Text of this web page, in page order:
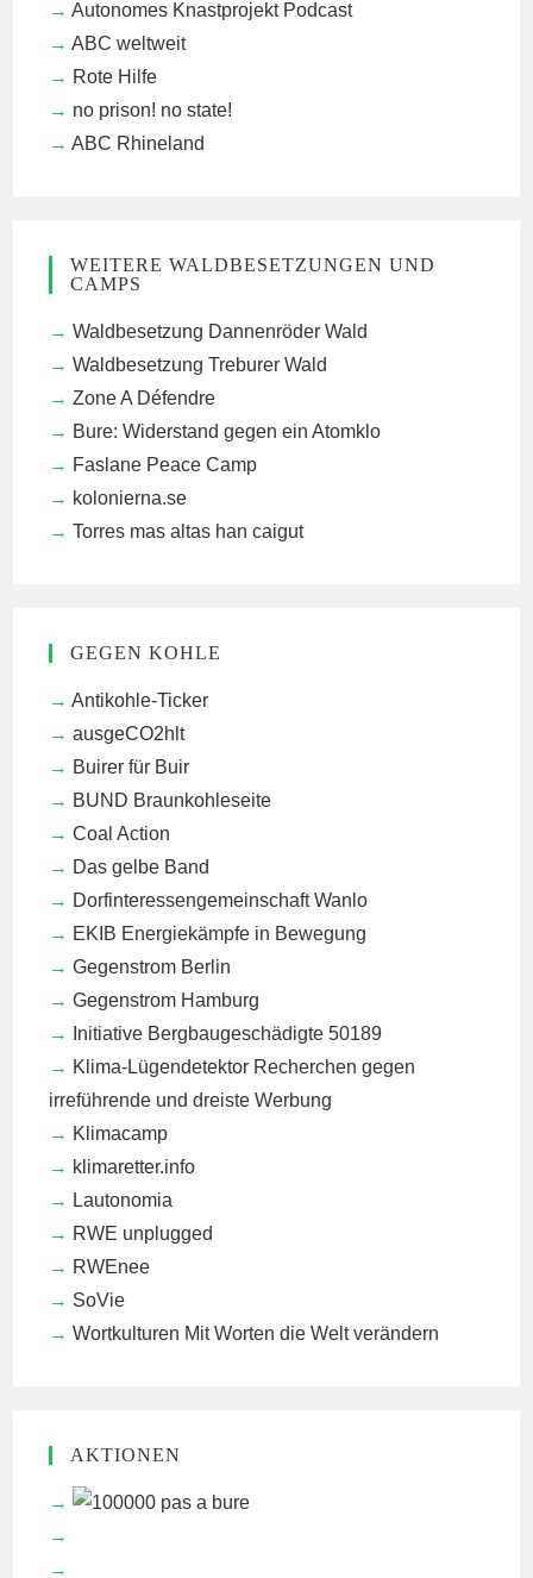
Autonomes Knastprojekt Podcast
ABC weltweit
Rote Hilfe
no prison! no state!
ABC Rhineland
WEITERE WALDBESETZUNGEN UND
CAMPS
Waldbesetzung Dannenröder Wald
Waldbesetzung Treburer Wald
Zone A Défendre
Bure: Widerstand gegen ein Atomklo
Faslane Peace Camp
kolonierna.se
Torres mas altas han caigut
GEGEN KOHLE
Antikohle-Ticker
ausgeCO2hlt
Buirer für Buir
BUND Braunkohleseite
Coal Action
Das gelbe Band
Dorfinteressengemeinschaft Wanlo
EKIB Energiekämpfe in Bewegung
Gegenstrom Berlin
Gegenstrom Hamburg
Initiative Bergbaugeschädigte 50189
Klima-Lügendetektor Recherchen gegen
irreführende und dreiste Werbung
Klimacamp
klimaretter.info
Lautonomia
RWE unplugged
RWEnee
SoVie
Wortkulturen Mit Worten die Welt verändern
AKTIONEN